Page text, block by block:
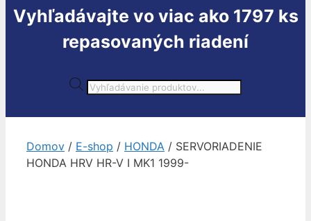
Vyhľadávajte vo viac ako 1797 ks
repasovaných riadení
Products
Domov / E-shop / HONDA / SERVORIADENIE
HONDA HRV HR-V I MK1 1999-